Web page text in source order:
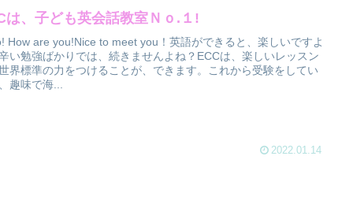
は、子ども英会話教室Ｎｏ.１!
How are you!Nice to meet you！英語ができると、楽しいですよ
い勉強ばかりでは、続きませんよね？ECCは、楽しいレッスン
界標準の力をつけることが、できます。これから受験をしてい
趣味で海...
2022.01.14